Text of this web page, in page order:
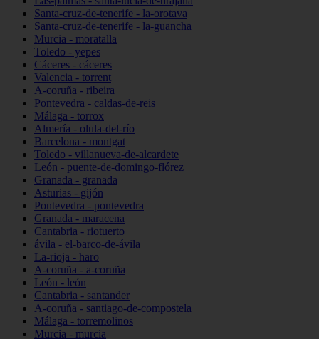
Santa-cruz-de-tenerife - la-orotava
Santa-cruz-de-tenerife - la-guancha
Murcia - moratalla
Toledo - yepes
Cáceres - cáceres
Valencia - torrent
A-coruña - ribeira
Pontevedra - caldas-de-reis
Málaga - torrox
Almería - olula-del-río
Barcelona - montgat
Toledo - villanueva-de-alcardete
León - puente-de-domingo-flórez
Granada - granada
Asturias - gijón
Pontevedra - pontevedra
Granada - maracena
Cantabria - riotuerto
ávila - el-barco-de-ávila
La-rioja - haro
A-coruña - a-coruña
León - león
Cantabria - santander
A-coruña - santiago-de-compostela
Málaga - torremolinos
Murcia - murcia